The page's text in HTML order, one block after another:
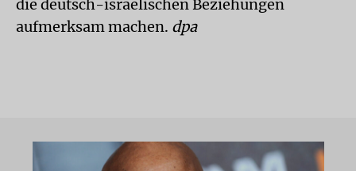
die deutsch-israelischen Beziehungen
aufmerksam machen. dpa